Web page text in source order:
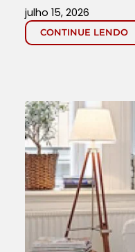
CONTINUE LENDO
julho 15, 2026